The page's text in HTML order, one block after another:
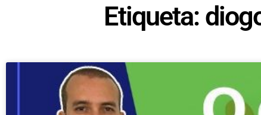
Etiqueta: